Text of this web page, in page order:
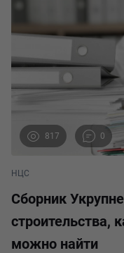
817 0
НЦС
Сборник
можно найти